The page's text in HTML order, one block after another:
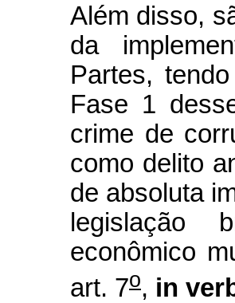
Além disso,
da
Partes,
Fase 1
crime de
como delito
de absoluta
legislação
econômico
art. 7o, in